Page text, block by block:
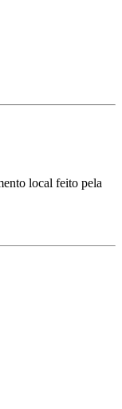
local feito pela